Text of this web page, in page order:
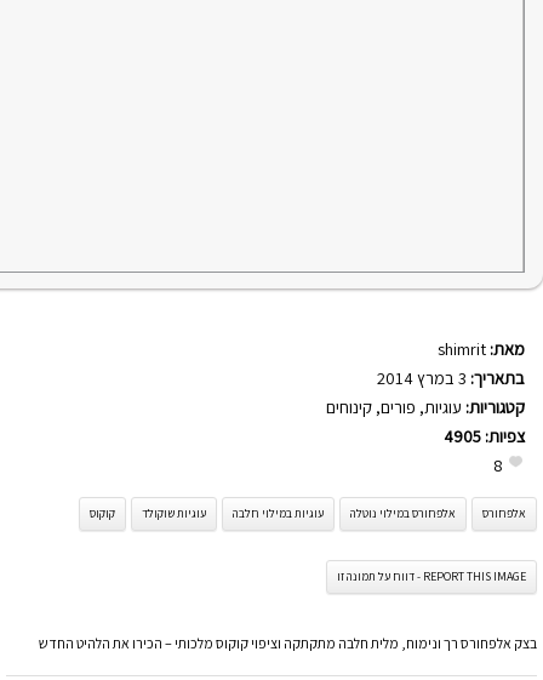
מאת: shimrit
בתאריך:
קטגוריות: עוגיות, פורים, קינוחים
צפיות: 4905
8
אלפחורס אלפחורס במילוי נוטלה עוגיות במילוי חלבה עוגיות שוקולד קוקוס
REPORT THIS IMAGE - דווח על תמונה זו
בצק אלפחורס רך ונימוח, מלית חלבה מתקתקה וציפוי קוקוס מלכותי – הכירו את הלהיט החדש